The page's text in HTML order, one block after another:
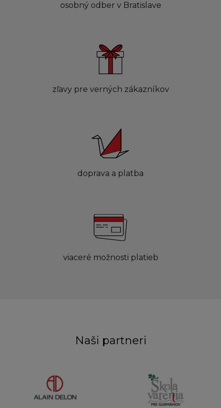
osobný odber v Bratislave
zľavy pre verných zákazníkov
doprava a platba
viaceré možnosti platieb
Naši partneri